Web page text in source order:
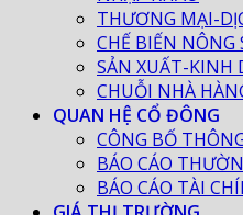
THƯƠNG MẠI-
CHẾ BIẾN NÔNG
SẢN XUẤT-KINH
CHUỖI NHÀ
QUAN HỆ CỔ ĐÔNG
CÔNG BỐ
BÁO CÁO
BÁO CÁO TÀI